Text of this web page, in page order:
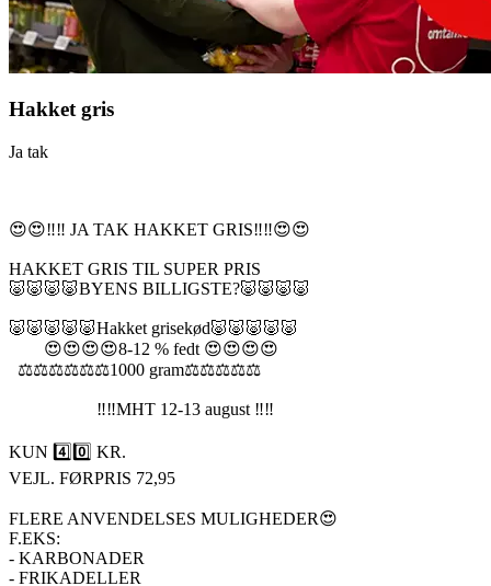
Hakket gris
Ja tak
😍😍‼️‼️ JA TAK HAKKET GRIS‼️‼️😍😍
HAKKET GRIS TIL SUPER PRIS
🐷🐷🐷🐷BYENS BILLIGSTE?🐷🐷🐷🐷
🐷🐷🐷🐷🐷Hakket grisekød🐷🐷🐷🐷🐷
😍😍😍😍8-12 % fedt 😍😍😍😍
⚖️⚖️⚖️⚖️⚖️⚖️1000 gram⚖️⚖️⚖️⚖️⚖️
‼️‼️MHT 12-13 august ‼️‼️
KUN 4️⃣0️⃣ KR.
VEJL. FØRPRIS 72,95
FLERE ANVENDELSES MULIGHEDER😍
F.EKS:
- KARBONADER
- FRIKADELLER